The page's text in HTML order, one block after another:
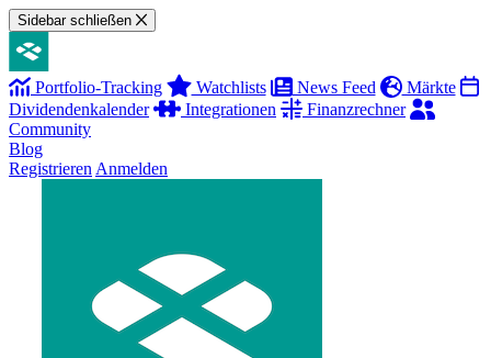
Sidebar schließen
Portfolio-Tracking Watchlists News Feed
Märkte
Dividendenkalender
Integrationen
Finanzrechner
Community
Blog
Registrieren Anmelden